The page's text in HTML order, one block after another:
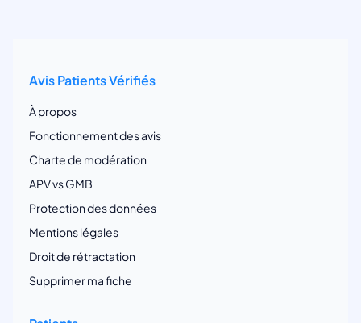
Avis Patients Vérifiés
À propos
Fonctionnement des avis
Charte de modération
APV vs GMB
Protection des données
Mentions légales
Droit de rétractation
Supprimer ma fiche